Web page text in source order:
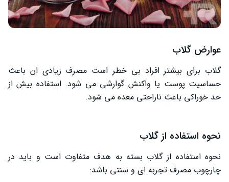
عوارض گلاب
گلاب برای بیشتر افراد بی خطر است مصرف زیادی ان باعث
حساسیت پوست یا واکنش گوارشی می شود. استفاده بیش از
حد خوراکی باعث ناراحتی معده می شود.
نحوه استفاده از گلاب
نحوه استفاده از گلاب بسته به هدف متفاوت است و باید در
چارچوب مصرف تجربه ‌ای و سنتی باشد: